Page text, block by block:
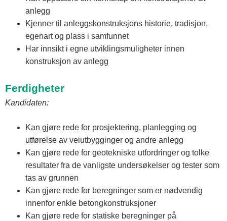
anlegg
Kjenner til anleggskonstruksjons historie, tradisjon,
egenart og plass i samfunnet
Har innsikt i egne utviklingsmuligheter innen
konstruksjon av anlegg
Ferdigheter
Kandidaten:
Kan gjøre rede for prosjektering, planlegging og
utførelse av veiutbygginger og andre anlegg
Kan gjøre rede for geotekniske utfordringer og tolke
resultater fra de vanligste undersøkelser og tester som
tas av grunnen
Kan gjøre rede for beregninger som er nødvendig
innenfor enkle betongkonstruksjoner
Kan gjøre rede for statiske beregninger på